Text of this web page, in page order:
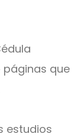
páginas que
estudios